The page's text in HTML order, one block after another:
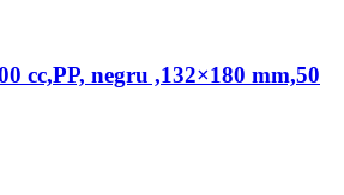
cc,PP, negru ,132×180 mm,50